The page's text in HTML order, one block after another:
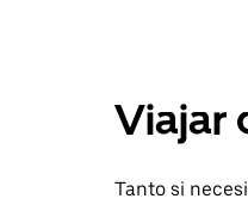
Viajar
Tanto si